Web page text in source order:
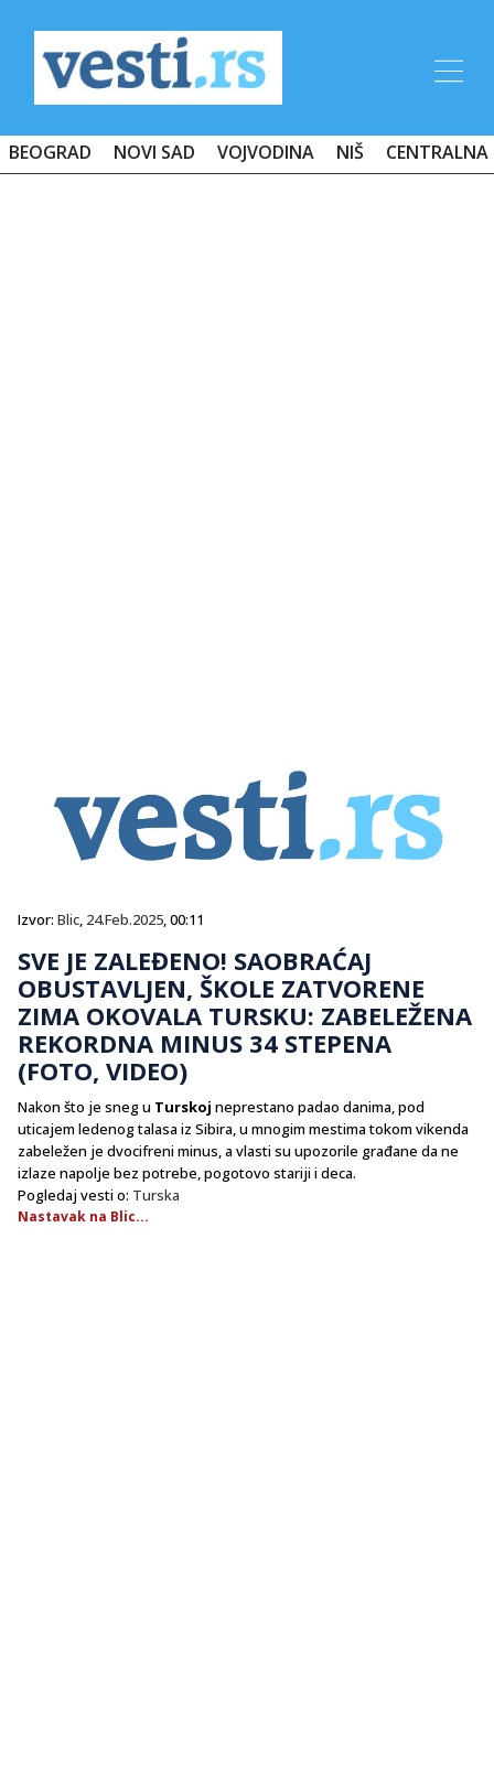
BEOGRAD NOVI SAD VOJVODINA NIŠ CENTRALNA
Izvor: Blic, 24.Feb.2025, 00:11
SVE JE ZALEĐENO! SAOBRAĆAJ
OBUSTAVLJEN, ŠKOLE ZATVORENE
ZIMA OKOVALA TURSKU: ZABELEŽENA
REKORDNA MINUS 34 STEPENA
(FOTO, VIDEO)
Nakon što je sneg u Turskoj neprestano padao danima, pod
uticajem ledenog talasa iz Sibira, u mnogim mestima tokom vikenda
zabeležen je dvocifreni minus, a vlasti su upozorile građane da ne
izlaze napolje bez potrebe, pogotovo stariji i deca.
Pogledaj vesti o: Turska
Nastavak na Blic...